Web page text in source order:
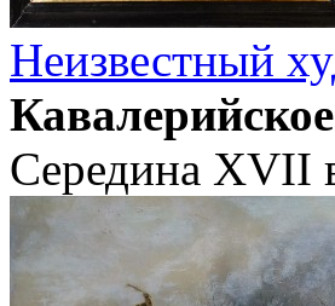
Неизвестный
Середина XVII